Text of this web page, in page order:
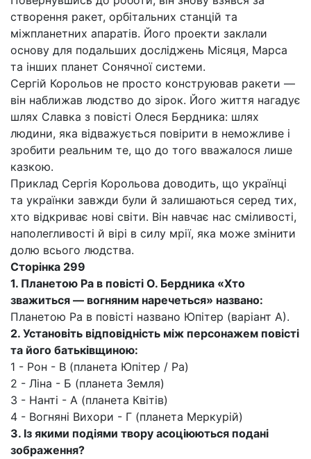
створення ракет, орбітальних станцій та
міжпланетних апаратів. Його проекти заклали
основу для подальших досліджень Місяця, Марса
та інших планет Сонячної системи.
Сергій Корольов не просто конструював ракети —
він наближав людство до зірок. Його життя нагадує
шлях Славка з повісті Олеся Бердника: шлях
людини, яка відважується повірити в неможливе і
зробити реальним те, що до того вважалося лише
казкою.
Приклад Сергія Корольова доводить, що українці
та українки завжди були й залишаються серед тих,
хто відкриває нові світи. Він навчає нас сміливості,
наполегливості й вірі в силу мрії, яка може змінити
долю всього людства.
Сторінка 299
1. Планетою Ра в повісті О. Бердника «Хто
зважиться — вогняним наречеться» названо:
Планетою Ра в повісті названо Юпітер (варіант А).
2. Установіть відповідність між персонажем повісті
та його батьківщиною:
1 - Рон - В (планета Юпітер / Ра)
2 - Ліна - Б (планета Земля)
З - Нанті - А (планета Квітів)
4 - Вогняні Вихори - Г (планета Меркурій)
3. Із якими подіями твору асоціюються подані
зображення?